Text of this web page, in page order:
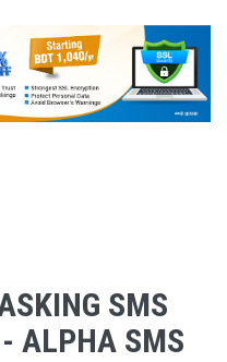
SMS
ALPHA SMS